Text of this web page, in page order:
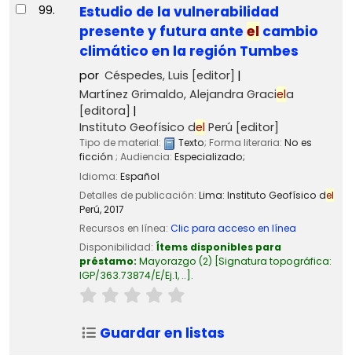
99.
Estudio de la vulnerabilidad
presente y futura ante el cambio
climático en la región Tumbes
por Céspedes, Luis [editor]
Martínez Grimaldo, Alejandra Graciela
[editora]
Instituto Geofísico del Perú [editor]
Tipo de material: Texto; Forma literaria: No es
ficción ; Audiencia: Especializado;
Idioma: Español
Detalles de publicación: Lima: Instituto Geofísico del
Perú,2017
Recursos en línea: Clic para acceso en línea
Disponibilidad: Ítems disponibles para
préstamo: Mayorazgo (2) Signatura topográfica:
IGP/363.73874/E/Ej.1, .. .
Guardar en listas